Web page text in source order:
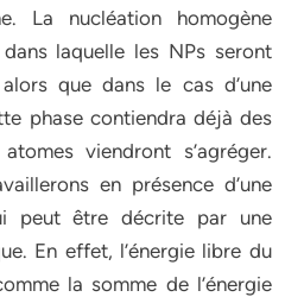
La nucléation homogène
laquelle les NPs seront
que dans le cas d’une
phase contiendra déjà des
viendront s’agréger.
en présence d’une
peut être décrite par une
En effet, l’énergie libre du
la somme de l’énergie